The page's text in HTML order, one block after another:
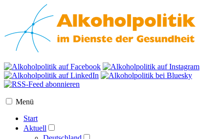
Menü
Start
Aktuell